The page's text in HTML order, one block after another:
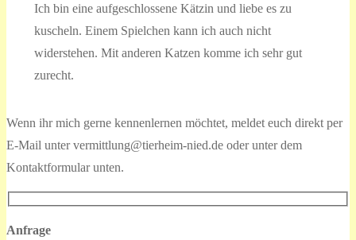
Ich bin eine aufgeschlossene Kätzin und liebe es zu
kuscheln. Einem Spielchen kann ich auch nicht
widerstehen. Mit anderen Katzen komme ich sehr gut
zurecht.
Wenn ihr mich gerne kennenlernen möchtet, meldet euch direkt per
E-Mail unter vermittlung@tierheim-nied.de oder unter dem
Kontaktformular unten.
Anfrage